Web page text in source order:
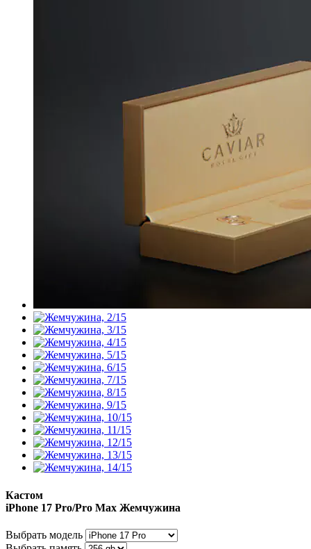
Кастом
iPhone 17 Pro/Pro Max Жемчужина
Выбрать модель